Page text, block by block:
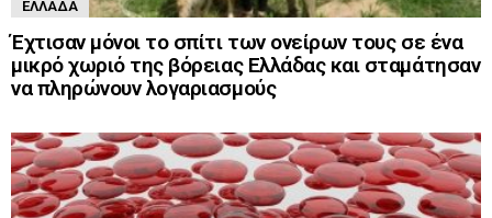
ΕΛΛΆΔΑ
Έχτισαν μόνοι το σπίτι των ονείρων τους σε ένα
μικρό χωριό της βόρειας Ελλάδας και σταμάτησαν
να πληρώνουν λογαριασμούς